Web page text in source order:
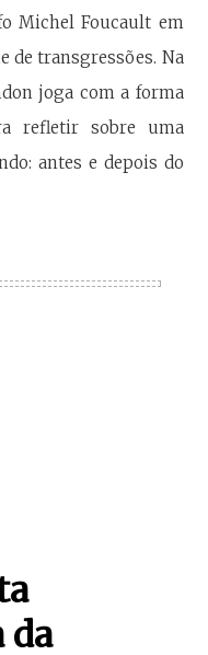
Michel Foucault em
de transgressões. Na
joga com a forma
refletir sobre uma
antes e depois do
da